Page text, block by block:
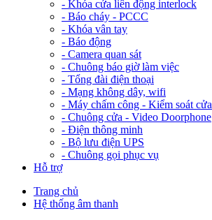
- Khóa cửa liên động interlock
- Báo cháy - PCCC
- Khóa vân tay
- Báo động
- Camera quan sát
- Chuông báo giờ làm việc
- Tổng đài điện thoại
- Mạng không dây, wifi
- Máy chấm công - Kiểm soát cửa
- Chuông cửa - Video Doorphone
- Điện thông minh
- Bộ lưu điện UPS
- Chuông gọi phục vụ
Hỗ trợ
Trang chủ
Hệ thống âm thanh